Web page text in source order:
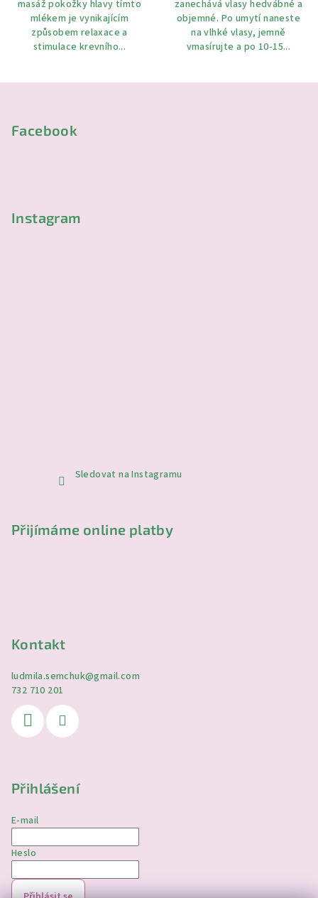
masáž pokožky hlavy tímto
mlékem je vynikajícím
způsobem relaxace a
stimulace krevního...
zanechává vlasy hedvábné a
objemné. Po umytí naneste
na vlhké vlasy, jemně
vmasírujte a po 10-15...
Facebook
Instagram
Sledovat na Instagramu
Přijímáme online platby
Kontakt
ludmila.semchuk@gmail.com
732 710 201
Přihlášení
E-mail
Heslo